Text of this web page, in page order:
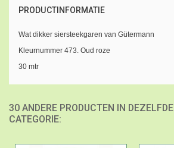
PRODUCTINFORMATIE
Wat dikker siersteekgaren van Gütermann
Kleurnummer 473. Oud roze
30 mtr
30 ANDERE PRODUCTEN IN DEZELFDE
CATEGORIE: